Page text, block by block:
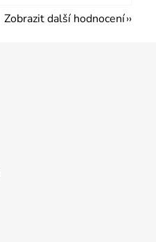
Zobrazit další hodnocení